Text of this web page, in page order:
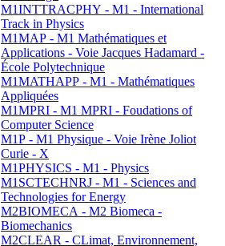
M1INTTRACPHY - M1 - International
Track in Physics
M1MAP - M1 Mathématiques et
Applications - Voie Jacques Hadamard -
École Polytechnique
M1MATHAPP - M1 - Mathématiques
Appliquées
M1MPRI - M1 MPRI - Foudations of
Computer Science
M1P - M1 Physique - Voie Irène Joliot
Curie - X
M1PHYSICS - M1 - Physics
M1SCTECHNRJ - M1 - Sciences and
Technologies for Energy
M2BIOMECA - M2 Biomeca -
Biomechanics
M2CLEAR - CLimat, Environnement,